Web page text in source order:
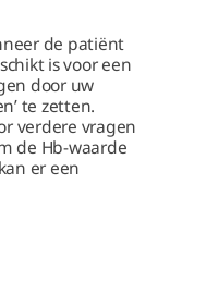
de patiënt
is voor een
door uw
te zetten.
verdere vragen
de Hb-waarde
er een